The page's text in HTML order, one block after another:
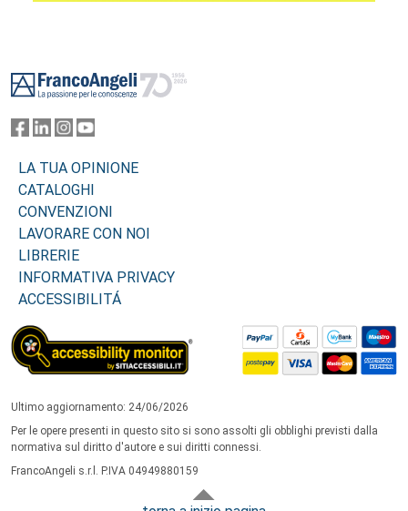
LA TUA OPINIONE
CATALOGHI
CONVENZIONI
LAVORARE CON NOI
LIBRERIE
INFORMATIVA PRIVACY
ACCESSIBILITÁ
Ultimo aggiornamento: 24/06/2026
Per le opere presenti in questo sito si sono assolti gli obblighi previsti dalla
normativa sul diritto d'autore e sui diritti connessi.
FrancoAngeli s.r.l. P.IVA 04949880159